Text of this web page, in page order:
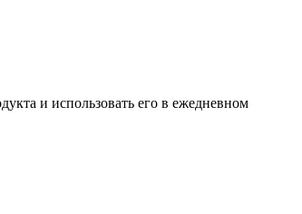
и использовать его в ежедневном